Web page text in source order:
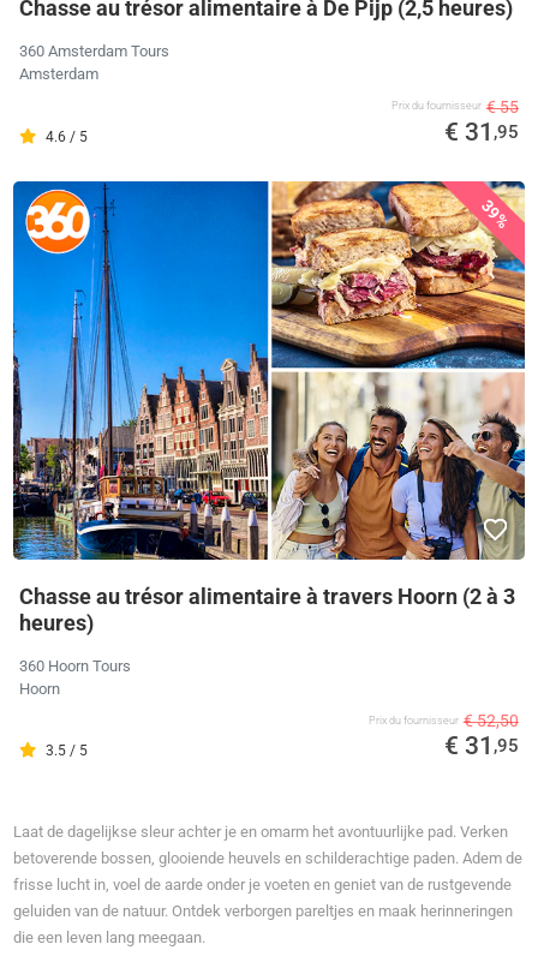
Chasse au trésor alimentaire à De Pijp (2,5 heures)
360 Amsterdam Tours
Amsterdam
4.6 / 5
Prix ​​du fournisseur € 55
€ 31 ,95
39%
Chasse au trésor alimentaire à travers Hoorn (2 à 3
heures)
360 Hoorn Tours
Hoorn
3.5 / 5
Prix ​​du fournisseur € 52,50
€ 31 ,95
Laat de dagelijkse sleur achter je en omarm het avontuurlijke pad. Verken
betoverende bossen, glooiende heuvels en schilderachtige paden. Adem de
frisse lucht in, voel de aarde onder je voeten en geniet van de rustgevende
geluiden van de natuur. Ontdek verborgen pareltjes en maak herinneringen
die een leven lang meegaan.